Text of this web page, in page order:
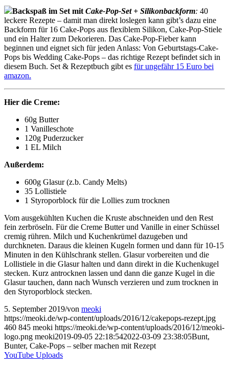
Backspaß im Set mit Cake-Pop-Set + Silikonbackform: 40
leckere Rezepte – damit man direkt loslegen kann gibt’s dazu eine
Backform für 16 Cake-Pops aus flexiblem Silikon, Cake-Pop-Stiele
und ein Halter zum Dekorieren. Das Cake-Pop-Fieber kann
beginnen und eignet sich für jeden Anlass: Von Geburtstags-Cake-
Pops bis Wedding Cake-Pops – das richtige Rezept befindet sich in
diesem Buch. Set & Rezeptbuch gibt es für ungefähr 15 Euro bei
amazon.
Hier die Creme:
60g Butter
1 Vanilleschote
120g Puderzucker
1 EL Milch
Außerdem:
600g Glasur (z.b. Candy Melts)
35 Lollistiele
1 Styroporblock für die Lollies zum trocknen
Vom ausgekühlten Kuchen die Kruste abschneiden und den Rest
fein zerbröseln. Für die Creme Butter und Vanille in einer Schüssel
cremig rühren. Milch und Kuchenkrümel dazugeben und
durchkneten. Daraus die kleinen Kugeln formen und dann für 10-15
Minuten in den Kühlschrank stellen. Glasur vorbereiten und die
Lollistiele in die Glasur halten und dann direkt in die Kuchenkugel
stecken. Kurz antrocknen lassen und dann die ganze Kugel in die
Glasur tauchen, dann nach Wunsch verzieren und zum trocknen in
den Styroporblock stecken.
5. September 2019/von meoki
https://meoki.de/wp-content/uploads/2016/12/cakepops-rezept.jpg
460 845 meoki https://meoki.de/wp-content/uploads/2016/12/meoki-
logo.png meoki2019-09-05 22:18:542022-03-09 23:38:05Bunt,
Bunter, Cake-Pops – selber machen mit Rezept
YouTube Uploads